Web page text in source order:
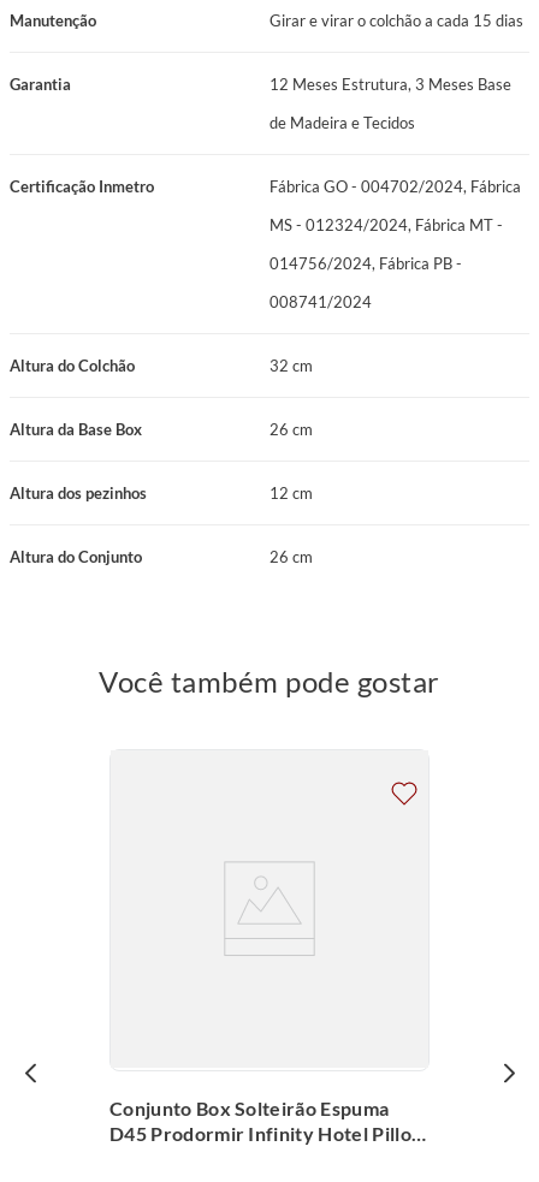
Sistema de Molejo: Mira-Coil
Revestimento: Malha branca com detalhes bege
Certificações: Fábrica GO - 004702/2024, Fábrica MS - 012324/2024,
Manutenção Girar e virar o colchão a cada 15 dias
Garantia
12 Meses Estrutura, 3 Meses Base
de Madeira e Tecidos
Certificação Inmetro
Fábrica GO - 004702/2024, Fábrica
MS - 012324/2024, Fábrica MT -
014756/2024, Fábrica PB -
008741/2024
Altura do Colchão 32 cm
Altura da Base Box 26 cm
Altura dos pezinhos 12 cm
Altura do Conjunto 26 cm
Você também pode gostar
Conjunto Box Solteirão Espuma
D45 Prodormir Infinity Hotel Pillow